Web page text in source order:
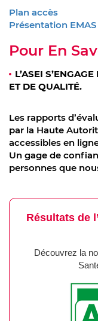
Plan accès
Présentation EMAS
Pour En
L’ASEI
ET DE QUALITÉ.
Les rapports
par la Haute
accessibles en
Un gage de
personnes que
Résultats de
Découvrez la